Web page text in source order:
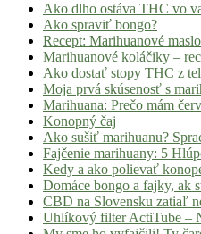
Ako dlho ostáva THC vo
Ako spraviť bongo?
Recept: Marihuanové
Marihuanové koláčiky –
Ako dostať stopy THC z
Moja prvá skúsenosť s
Marihuana: Prečo mám
Konopný čaj
Ako sušiť marihuanu?
Fajčenie marihuany: 5
Kedy a ako polievať
Domáce bongo a fajky, ak
CBD na Slovensku zatiaľ
Uhlíkový filter ActiTube –